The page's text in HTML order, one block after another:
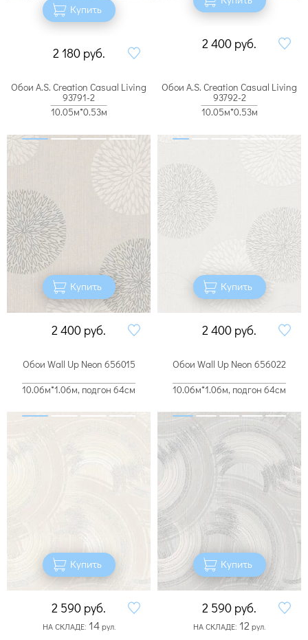
Купить
2 180 руб.
2 400 руб.
Обои A.S. Creation Casual Living
93791-2
10.05м*0.53м
Купить
2 400 руб.
Обои A.S. Creation Casual Living
93792-2
10.05м*0.53м
Купить
2 400 руб.
Обои Wall Up Neon 656015
10.06м*1.06м, подгон 64см
Купить
2 590 руб.
НА СКЛАДЕ: 14рул.
Обои Wall Up Neon 656022
10.06м*1.06м, подгон 64см
Купить
2 590 руб.
НА СКЛАДЕ: 12 рул.